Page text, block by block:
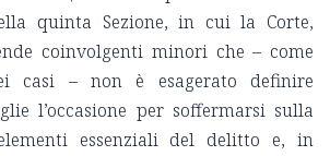
quinta Sezione, in cui la Corte,
coinvolgenti minori che – come
casi – non è esagerato definire
l’occasione per soffermarsi sulla
essenziali del delitto e, in